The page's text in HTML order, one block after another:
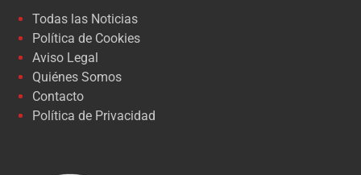
Todas las Noticias
Política de Cookies
Aviso Legal
Quiénes Somos
Contacto
Política de Privacidad